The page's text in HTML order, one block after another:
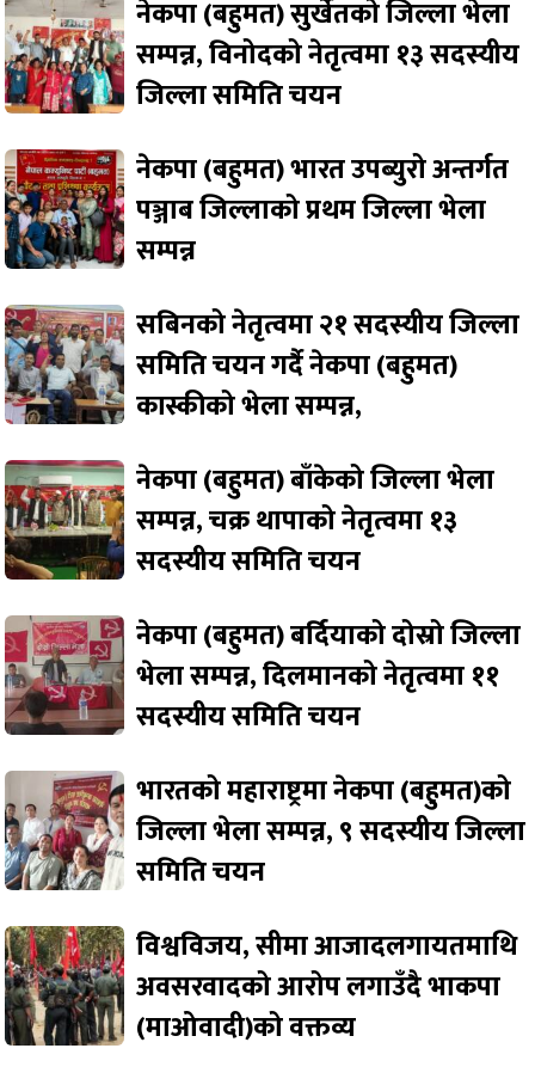
नेकपा (बहुमत) सुर्खेतको जिल्ला भेला
सम्पन्न, विनोदको नेतृत्वमा १३ सदस्यीय
जिल्ला समिति चयन
नेकपा (बहुमत) भारत उपब्युरो अन्तर्गत
पञ्जाब जिल्लाको प्रथम जिल्ला भेला
सम्पन्न
सबिनको नेतृत्वमा २१ सदस्यीय जिल्ला
समिति चयन गर्दै नेकपा (बहुमत)
कास्कीको भेला सम्पन्न,
नेकपा (बहुमत) बाँकेको जिल्ला भेला
सम्पन्न, चक्र थापाको नेतृत्वमा १३
सदस्यीय समिति चयन
नेकपा (बहुमत) बर्दियाको दोस्रो जिल्ला
भेला सम्पन्न, दिलमानको नेतृत्वमा ११
सदस्यीय समिति चयन
भारतको महाराष्ट्रमा नेकपा (बहुमत)को
जिल्ला भेला सम्पन्न, ९ सदस्यीय जिल्ला
समिति चयन
विश्वविजय, सीमा आजादलगायतमाथि
अवसरवादको आरोप लगाउँदै भाकपा
(माओवादी)को वक्तव्य